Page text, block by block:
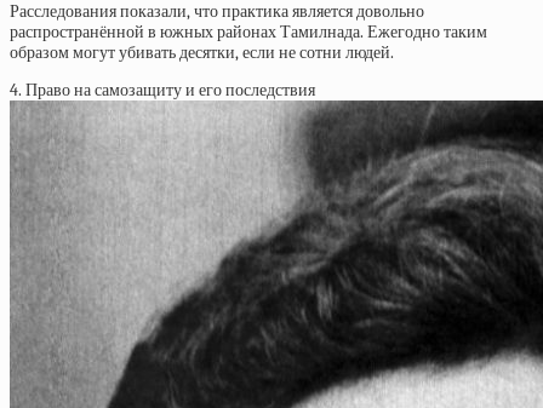
Расследования показали, что практика является довольно
распространённой в южных районах Тамилнада. Ежегодно таким
образом могут убивать десятки, если не сотни людей.
4. Право на самозащиту и его последствия